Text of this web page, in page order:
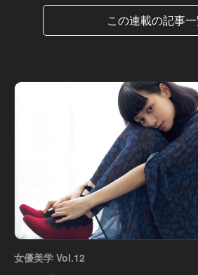
この連載の記事
女優美学 Vol.12